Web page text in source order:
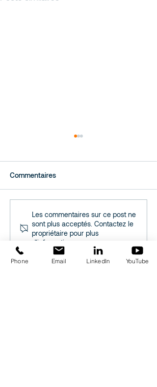
Les 5 tendances de
l’expérience client dans
les services financiers
digitaux en 2025
Commentaires
Les commentaires sur ce post ne
sont plus acceptés. Contactez le
propriétaire pour plus
d'informations.
Phone Email LinkedIn YouTube